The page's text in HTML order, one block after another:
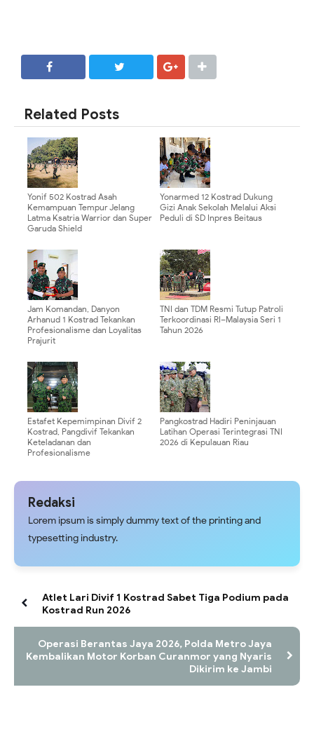
Related Posts
Yonif 502 Kostrad Asah
Kemampuan Tempur Jelang
Latma Ksatria Warrior dan Super
Garuda Shield
Yonarmed 12 Kostrad Dukung
Gizi Anak Sekolah Melalui Aksi
Peduli di SD Inpres Beitaus
Jam Komandan, Danyon
Arhanud 1 Kostrad Tekankan
Profesionalisme dan Loyalitas
Prajurit
TNI dan TDM Resmi Tutup Patroli
Terkoordinasi RI–Malaysia Seri 1
Tahun 2026
Estafet Kepemimpinan Divif 2
Kostrad, Pangdivif Tekankan
Keteladanan dan
Profesionalisme
Pangkostrad Hadiri Peninjauan
Latihan Operasi Terintegrasi TNI
2026 di Kepulauan Riau
Redaksi
Lorem ipsum is simply dummy text of the printing and
typesetting industry.
Atlet Lari Divif 1 Kostrad Sabet Tiga Podium pada
Kostrad Run 2026
Operasi Berantas Jaya 2026, Polda Metro Jaya
Kembalikan Motor Korban Curanmor yang Nyaris
Dikirim ke Jambi